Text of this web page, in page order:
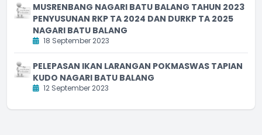
MUSRENBANG NAGARI BATU BALANG TAHUN 2023
PENYUSUNAN RKP TA 2024 DAN DURKP TA 2025
NAGARI BATU BALANG
18 September 2023
PELEPASAN IKAN LARANGAN POKMASWAS TAPIAN
KUDO NAGARI BATU BALANG
12 September 2023